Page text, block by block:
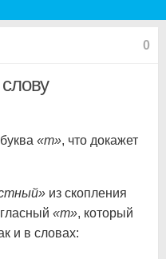
0
«т», что докажет
из скопления
«т», который
и в словах: